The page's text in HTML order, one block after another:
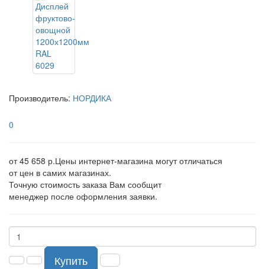
Производитель: НОРДИКА
0
от 45 658 р.Цены интернет-магазина могут отличаться
от цен в самих магазинах.
Точную стоимость заказа Вам сообщит
менеджер после оформления заявки.
Купить